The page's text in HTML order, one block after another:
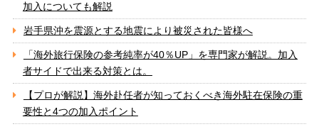
加入についても解説
岩手県沖を震源とする地震により被災された皆様へ
「海外旅行保険の参考純率が40％UP」を専門家が解説。加入
者サイドで出来る対策とは。
【プロが解説】海外赴任者が知っておくべき海外駐在保険の重
要性と4つの加入ポイント